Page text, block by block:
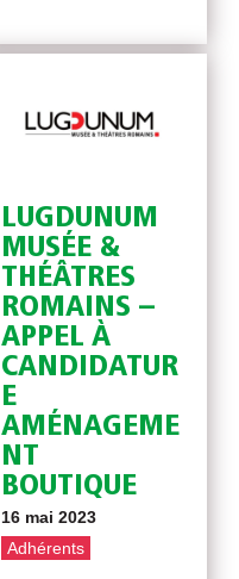
LUGDUNUM
MUSÉE &
THÉÂTRES
ROMAINS –
APPEL À
CANDIDATUR
E
AMÉNAGEME
NT
BOUTIQUE
16 mai 2023
Adhérents